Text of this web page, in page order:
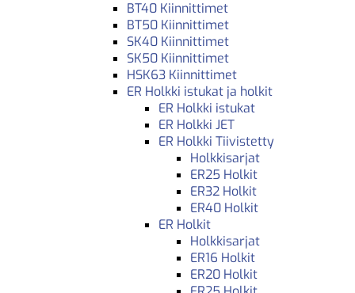
BT40 Kiinnittimet
BT50 Kiinnittimet
SK40 Kiinnittimet
SK50 Kiinnittimet
HSK63 Kiinnittimet
ER Holkki istukat ja holkit
ER Holkki istukat
ER Holkki JET
ER Holkki Tiivistetty
Holkkisarjat
ER25 Holkit
ER32 Holkit
ER40 Holkit
ER Holkit
Holkkisarjat
ER16 Holkit
ER20 Holkit